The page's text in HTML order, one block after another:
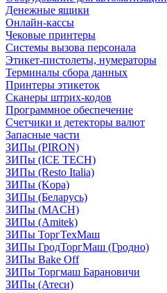
Денежные ящики
Онлайн-кассы
Чековые принтеры
Системы вызова персонала
Этикет-пистолеты, нумераторы
Терминалы сбора данных
Принтеры этикеток
Сканеры штрих-кодов
Программное обеспечение
Счетчики и детекторы валют
Запасные части
ЗИПы (PIRON)
ЗИПы (ICE TECH)
ЗИПы (Resto Italia)
ЗИПы (Kopa)
ЗИПы (Беларусь)
ЗИПы (MACH)
ЗИПы (Amitek)
ЗИПы ТоргТехМаш
ЗИПы ГродТоргМаш (Гродно)
ЗИПы Bake Off
ЗИПы Торгмаш Барановичи
ЗИПы (Атеси)